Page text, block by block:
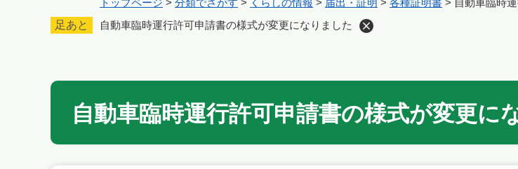
トップページ > 分類でさがす > くらしの情報 > 届出・証明 > 各種証明書 > 自動車臨時
足あと
自動車臨時運行許可申請書の様式が変更になりました
文
自動車臨時運行許可申請書の様式が変更に